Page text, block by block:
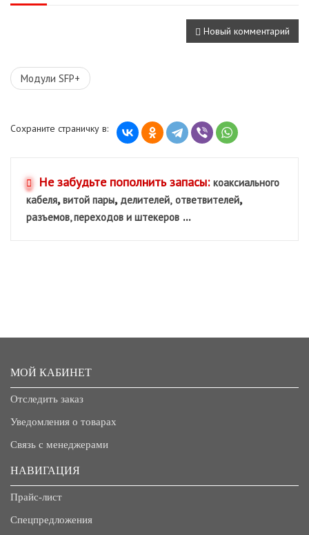
Новый комментарий
Модули SFP+
Сохраните страничку в:
Не забудьте пополнить запасы: коаксиального
кабеля,витой пары, делителей, ответвителей,
разъемов, переходов и штекеров ...
МОЙ КАБИНЕТ
Отследить заказ
Уведомления о товарах
Связь с менеджерами
НАВИГАЦИЯ
Прайс-лист
Спецпредложения